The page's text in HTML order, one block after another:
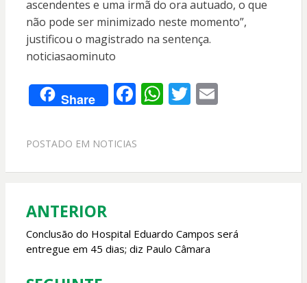
ascendentes e uma irmã do ora autuado, o que
não pode ser minimizado neste momento”,
justificou o magistrado na sentença.
noticiasaominuto
Share F
e
o
k
W
A
p
T E
POSTADO EM NOTICIAS
Navegação
de
Post
ANTERIOR
Conclusão do Hospital Eduardo Campos será
entregue em 45 dias; diz Paulo Câmara